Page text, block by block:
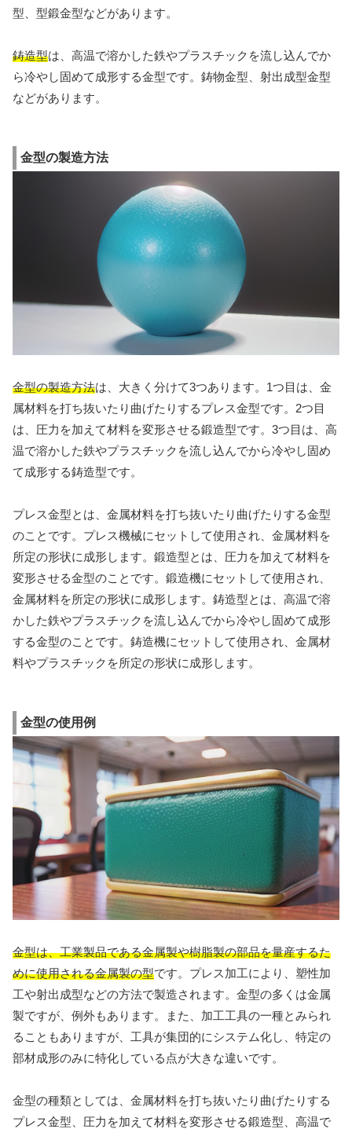
型、型鍛金型などがあります。
鋳造型は、高温で溶かした鉄やプラスチックを流し込んでか
ら冷やし固めて成形する金型です。鋳物金型、射出成型金型
などがあります。
金型の製造方法
金型の製造方法は、大きく分けて3つあります。1つ目は、金
属材料を打ち抜いたり曲げたりするプレス金型です。2つ目
は、圧力を加えて材料を変形させる鍛造型です。3つ目は、高
温で溶かした鉄やプラスチックを流し込んでから冷やし固め
て成形する鋳造型です。
プレス金型とは、金属材料を打ち抜いたり曲げたりする金型
のことです。プレス機械にセットして使用され、金属材料を
所定の形状に成形します。鍛造型とは、圧力を加えて材料を
変形させる金型のことです。鍛造機にセットして使用され、
金属材料を所定の形状に成形します。鋳造型とは、高温で溶
かした鉄やプラスチックを流し込んでから冷やし固めて成形
する金型のことです。鋳造機にセットして使用され、金属材
料やプラスチックを所定の形状に成形します。
金型の使用例
金型は、工業製品である金属製や樹脂製の部品を量産するた
めに使用される金属製の型です。プレス加工により、塑性加
工や射出成型などの方法で製造されます。金型の多くは金属
製ですが、例外もあります。また、加工工具の一種とみられ
ることもありますが、工具が集団的にシステム化し、特定の
部材成形のみに特化している点が大きな違いです。
金型の種類としては、金属材料を打ち抜いたり曲げたりする
プレス金型、圧力を加えて材料を変形させる鍛造型、高温で